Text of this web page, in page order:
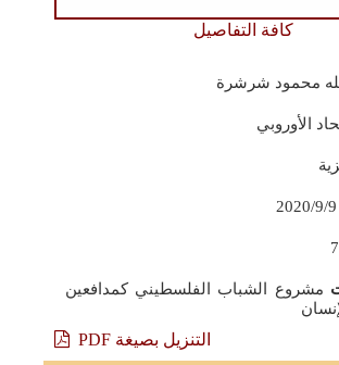
كافة التفاصيل
محمود شرشرة
الأوروبي
مشروع الشباب الفلسطيني كمدافعين
التنزيل بصيغة PDF